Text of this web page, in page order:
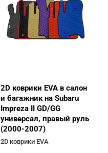
2D коврики EVA в салон
и багажник на Subaru
Impreza II GD/GG
универсал, правый руль
(2000-2007)
2D коврики EVA